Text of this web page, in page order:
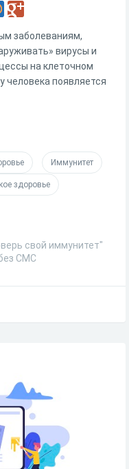
заболеваниям,
вирусы и
на клеточном
человека появляется
Иммунитет
здоровье
свой иммунитет"
СМС